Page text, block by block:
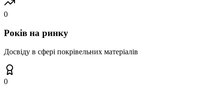
0
Років на ринку
Досвіду в сфері покрівельних матеріалів
0